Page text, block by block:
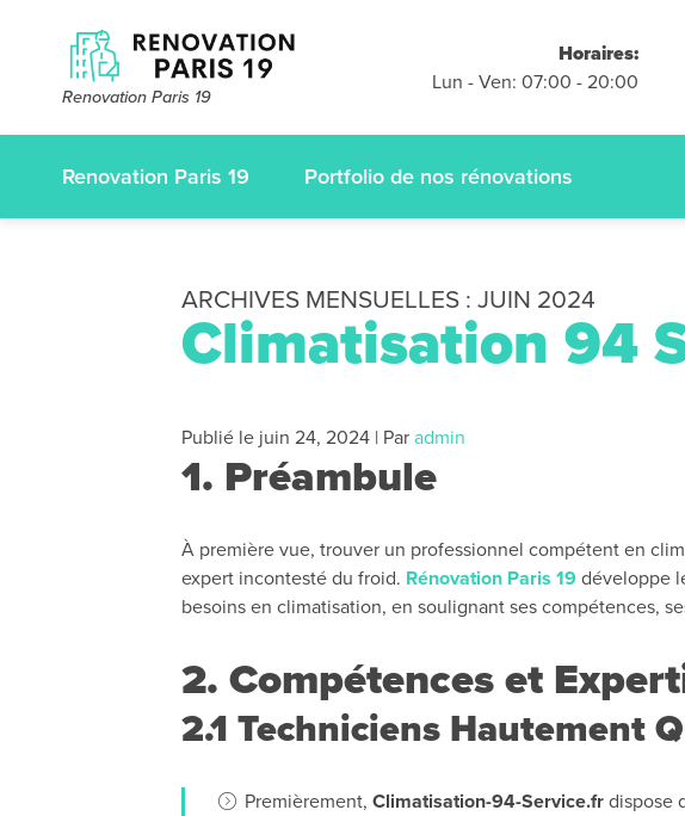
Renovation Paris 19
Horaires:
Lun - Ven: 07:00 - 20:00
Renovation Paris 19 Portfolio de nos rénovations
Devis et
gratuits
sans
appelez-nous :
ARCHIVES MENSUELLES : JUIN 2024
Climatisation 94
Publié le juin 24, 2024 | Par admin
1. Préambule
À première vue, trouver un professionnel compétent en
expert incontesté du froid. Rénovation Paris 19 développe
besoins en climatisation, en soulignant ses compétences,
2. Compétences et
2.1 Techniciens Hautement
Premièrement, Climatisation-94-Service.fr dispose